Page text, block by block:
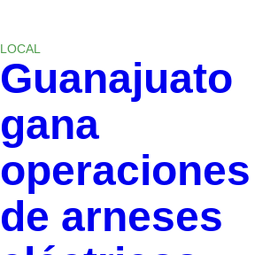
LOCAL
Guanajuato
gana
operaciones
de arneses